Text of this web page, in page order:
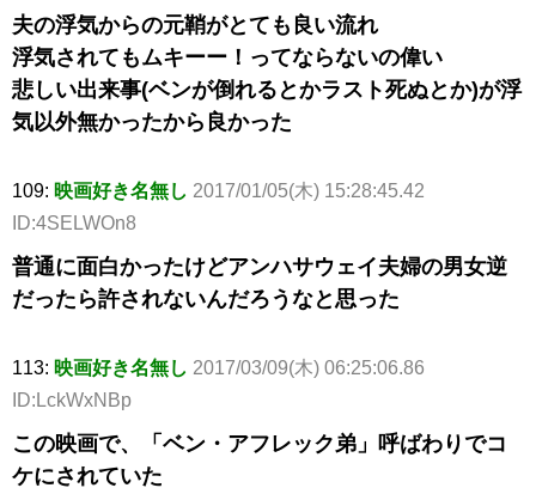
夫の浮気からの元鞘がとても良い流れ
浮気されてもムキーー！ってならないの偉い
悲しい出来事(ベンが倒れるとかラスト死ぬとか)が浮
気以外無かったから良かった
109: 映画好き名無し 2017/01/05(木) 15:28:45.42
ID:4SELWOn8
普通に面白かったけどアンハサウェイ夫婦の男女逆
だったら許されないんだろうなと思った
113: 映画好き名無し 2017/03/09(木) 06:25:06.86
ID:LckWxNBp
この映画で、「ベン・アフレック弟」呼ばわりでコ
ケにされていた